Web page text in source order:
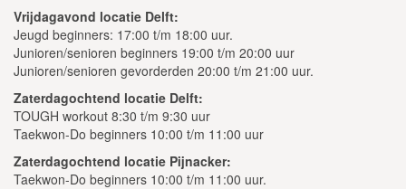
Vrijdagavond locatie Delft:
Jeugd beginners: 17:00 t/m 18:00 uur.
Junioren/senioren beginners 19:00 t/m 20:00 uur
Junioren/senioren gevorderden 20:00 t/m 21:00 uur.
Zaterdagochtend locatie Delft:
TOUGH workout 8:30 t/m 9:30 uur
Taekwon-Do beginners 10:00 t/m 11:00 uur
Zaterdagochtend locatie Pijnacker:
Taekwon-Do beginners 10:00 t/m 11:00 uur.